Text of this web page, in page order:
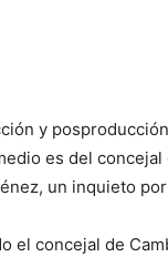
y
es del
un inquieto
el concejal de